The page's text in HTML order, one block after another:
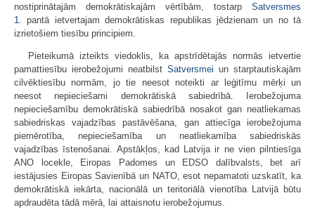
nostiprinātajām demokrātiskajām vērtībām, tostarp Satversmes
1. pantā ietvertajam demokrātiskas republikas jēdzienam un no tā
izrietošiem tiesību principiem.
Pieteikumā izteikts viedoklis, ka apstrīdētajās normās ietvertie
pamattiesību ierobežojumi neatbilst Satversmei un starp­tautiskajām
cilvēktiesību normām, jo tie neesot noteikti ar leģitīmu mērķi un
neesot nepieciešami demokrātiskā sabiedrībā. Ierobežojuma
nepieciešamību demokrātiskā sabiedrībā nosakot gan neatliekamas
sabiedriskas vajadzības pastāvēšana, gan attiecīga ierobežojuma
piemērotība, nepieciešamība un neatliekamība sabiedriskās
vajadzības īstenošanai. Apstākļos, kad Latvija ir ne vien pilntiesīga
ANO locekle, Eiropas Padomes un EDSO dalībvalsts, bet arī
iestājusies Eiropas Savienībā un NATO, esot nepamatoti uzskatīt, ka
demokrātiskā iekārta, nacionālā un teritoriālā vienotība Latvijā būtu
apdraudēta tādā mērā, lai attaisnotu ierobežojumus.